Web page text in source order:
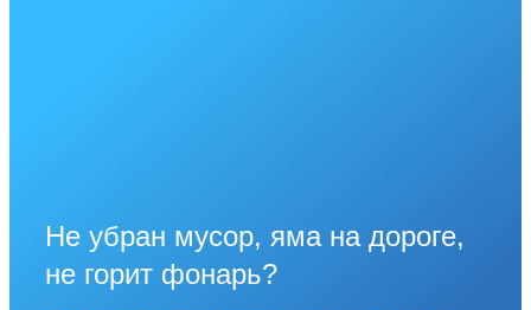
Не убран мусор, яма на дороге,
не горит фонарь?